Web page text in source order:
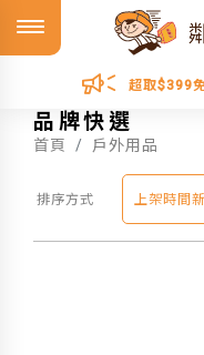
超取$399
品牌快選
首頁 戶外用品
排序方式 上架時間